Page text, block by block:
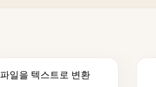
파일을 텍스트로 변환